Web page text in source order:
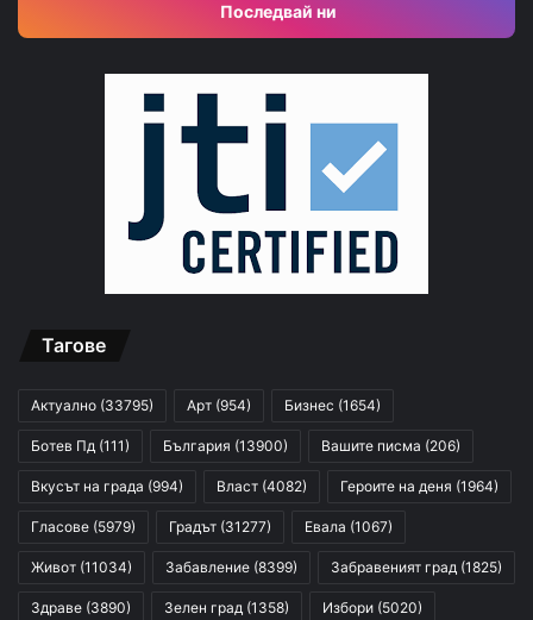
Последвай ни
Тагове
Актуално (33795) Арт (954) Бизнес (1654)
Ботев Пд (111) България (13900) Вашите писма (206)
Вкусът на града (994) Власт (4082) Героите на деня (1964)
Гласове (5979) Градът (31277) Евала (1067)
Живот (11034) Забавление (8399) Забравеният град (1825)
Здраве (3890) Зелен град (1358) Избори (5020)